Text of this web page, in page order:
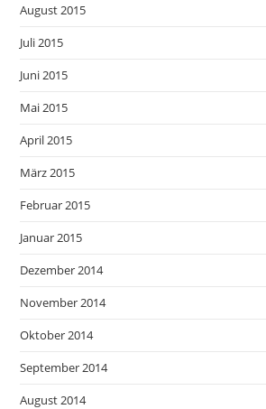
August 2015
Juli 2015
Juni 2015
Mai 2015
April 2015
März 2015
Februar 2015
Januar 2015
Dezember 2014
November 2014
Oktober 2014
September 2014
August 2014